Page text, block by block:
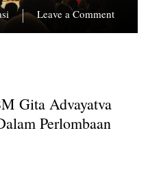
Leave a Commenton
Gita Advayatva
Perlombaan